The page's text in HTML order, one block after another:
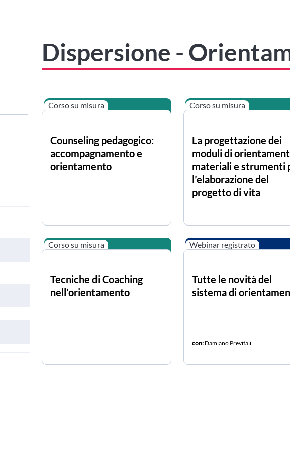
Dispersione -
Corso su misura
Counseling pedagogico:
accompagnamento e
orientamento
Corso su misura
La progettazione dei
moduli di
materiali e strumenti
l’elaborazione del
progetto di vita
Corso su misura
Tecniche di Coaching
nell’orientamento
Webinar registrato
Tutte le novità del
sistema di
con:Damiano Previtali